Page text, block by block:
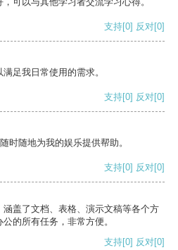
支持[0] 反对[0]
足我日常使用的需求。
支持[0] 反对[0]
时随地为我的娱乐提供帮助。
支持[0] 反对[0]
盖了文档、表格、演示文稿等各个方
的所有任务，非常方便。
支持[0] 反对[0]